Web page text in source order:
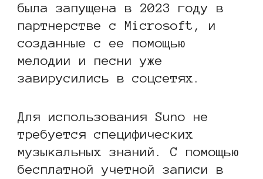
была запущена в 2023 году в
партнерстве с Microsoft, и
созданные с ее помощью
мелодии и песни уже
завирусились в соцсетях.
Для использования Suno не
требуется специфических
музыкальных знаний. С помощью
бесплатной учетной записи в